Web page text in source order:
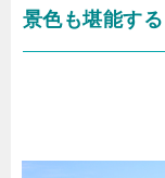
景色も堪能する